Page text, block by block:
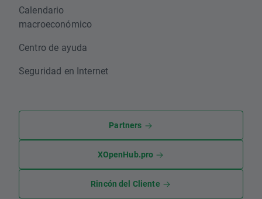
Calendario
macroeconómico
Centro de ayuda
Seguridad en Internet
Partners
XOpenHub.pro
Rincón del Cliente